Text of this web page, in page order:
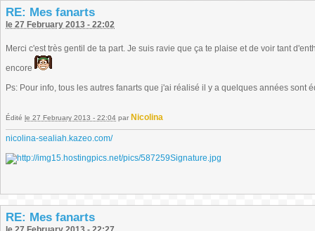
RE: Mes fanarts
le 27 February 2013 - 22:02
Merci c'est très gentil de ta part. Je suis ravie que ça te plaise et de voir tant
encore
Ps: Pour info, tous les autres fanarts que j'ai réalisé il y a quelques années sont
Édité le 27 February 2013 - 22:04 par Nicolina
nicolina-sealiah.kazeo.com/
RE: Mes fanarts